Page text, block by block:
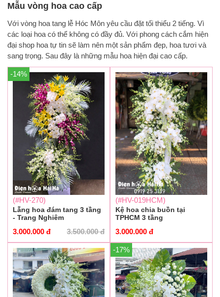
Mẫu vòng hoa cao cấp
Với vòng hoa tang lễ Hóc Môn yêu cầu đặt tối thiểu 2 tiếng. Vì
các loại hoa có thể không có đầy đủ. Với phong cách cắm hiện
đại shop hoa tự tin sẽ làm nên một sản phẩm đẹp, hoa tươi và
sang trọng. Sau đây là những mẫu hoa hiện đại cao cấp.
-14%
(#HV-270)
Lẵng hoa đám tang 3 tầng
- Trang Nghiêm
3.500.000đ
3.000.000 đ
(#HV-019HCM)
Kệ hoa chia buồn tại
TPHCM 3 tầng
3.000.000 đ
-17%